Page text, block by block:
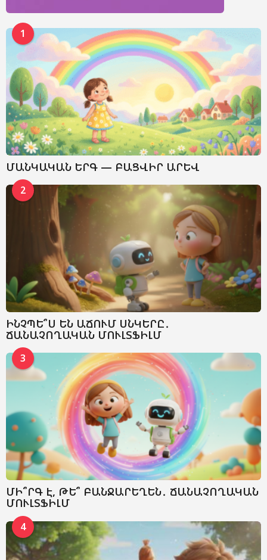
1
ՄԱՆԿԱԿԱՆ ԵՐԳ — ԲԱՑՎԻՐ ԱՐԵՎ
2
ԻՆՉՊԵ՞Ս ԵՆ ԱՃՈՒՄ ՍՆԿԵՐԸ․
ՃԱՆԱՉՈՂԱԿԱՆ ՄՈՒԼՏՖԻԼՄ
3
ՄԻ՞ՐԳ Է, ԹԵ՞ ԲԱՆՋԱՐԵՂԵՆ․ ՃԱՆԱՉՈՂԱԿԱՆ
ՄՈՒԼՏՖԻԼՄ
4